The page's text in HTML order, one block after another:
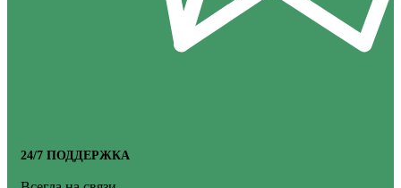
24/7 ПОДДЕРЖКА